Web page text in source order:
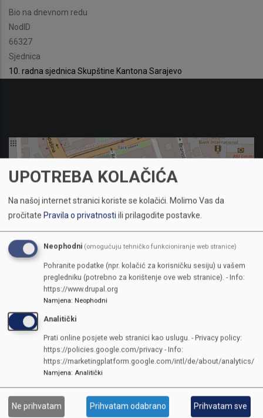
Bio na dnevnom redu
NodID
66327
Sjednica
10. radna sjednica Skupštine Kantona Sarajevo
KONTAKTI
SKUPŠTINA
Adresa: Sarajevo, Reisa Džemaludina Čauševića 1
387 33 562-210
skupstina@skupstina.ks.gov.ba
UPOTREBA KOLAČIĆA
Na našoj internet stranici koriste se kolačići. Molimo Vas da
pročitate Pravila o privatnostiili prilagodite postavke.
Neophodni (omogućuju tehničko funkcioniranje web stranice)
Pohranite podatke (npr. kolačić za korisničku sesiju) u vašem
pregledniku (potrebno za korištenje ove web stranice). - Info:
https://www.drupal.org
Namjena: Neophodni
Analitički
Prati online posjete web stranici kao uslugu. - Privacy policy:
https://policies.google.com/privacy - Info:
https://marketingplatform.google.com/intl/de/about/analytics/
Namjena: Analitički
Ne prihvatam Prihvatam odabrano Prihvatam sve